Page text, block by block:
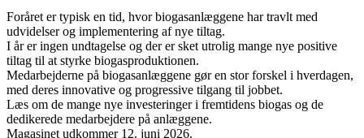
Foråret er typisk en tid, hvor biogasanlæggene har travlt med
udvidelser og implementering af nye tiltag.
I år er ingen undtagelse og der er sket utrolig mange nye positive
tiltag til at styrke biogasproduktionen.
Medarbejderne på biogasanlæggene gør en stor forskel i hverdagen,
med deres innovative og progressive tilgang til jobbet.
Læs om de mange nye investeringer i fremtidens biogas og de
dedikerede medarbejdere på anlæggene.
Magasinet udkommer 12. juni 2026.